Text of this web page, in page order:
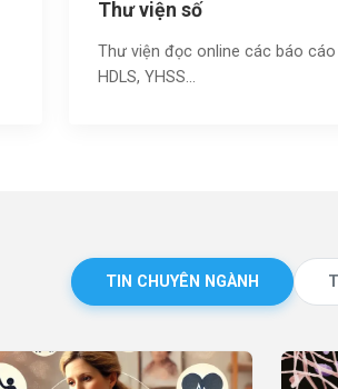
Thư viện số
Thư viện đọc online các báo
HDLS, YHSS…
TIN CHUYÊN NGÀNH